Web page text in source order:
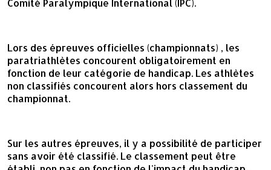
Comité Paralympique International (IPC).
Lors des épreuves officielles (championnats) , les
paratriathlètes concourent obligatoirement en
fonction de leur catégorie de handicap. Les athlètes
non classifiés concourent alors hors classement du
championnat.
Sur les autres épreuves, il y a possibilité de participer
sans avoir été classifié. Le classement peut être